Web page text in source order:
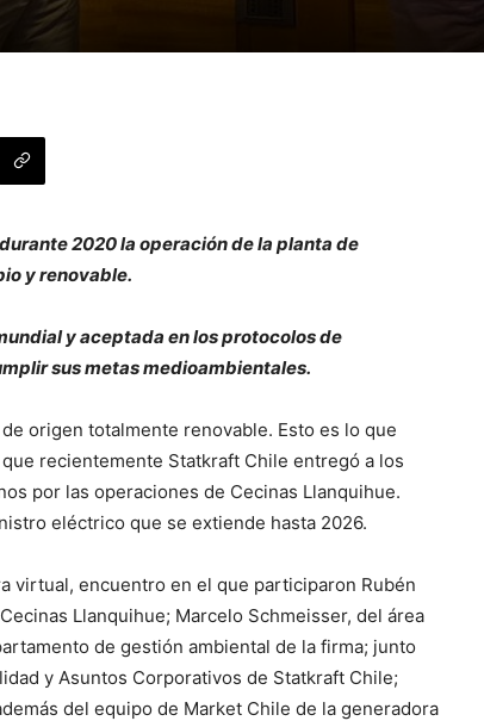
2020 la operación de la planta de
y renovable.
y aceptada en los protocolos de
sus metas medioambientales.
origen totalmente renovable. Esto es lo que
recientemente Statkraft Chile entregó a los
por las operaciones de Cecinas Llanquihue.
eléctrico que se extiende hasta 2026.
virtual, encuentro en el que participaron Rubén
Llanquihue; Marcelo Schmeisser, del área
de gestión ambiental de la firma; junto
y Asuntos Corporativos de Statkraft Chile;
del equipo de Market Chile de la generadora